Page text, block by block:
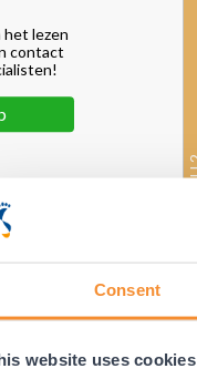
Consent
website uses cookies
het lezen
contact